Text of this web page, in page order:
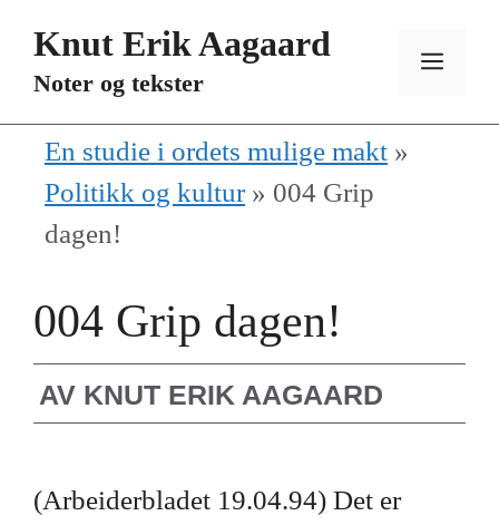
Knut Erik Aagaard
Noter og tekster
En studie i ordets mulige makt »
Politikk og kultur» 004 Grip
dagen!
004 Grip dagen!
AV KNUT ERIK AAGAARD
(Arbeiderbladet 19.04.94) Det er